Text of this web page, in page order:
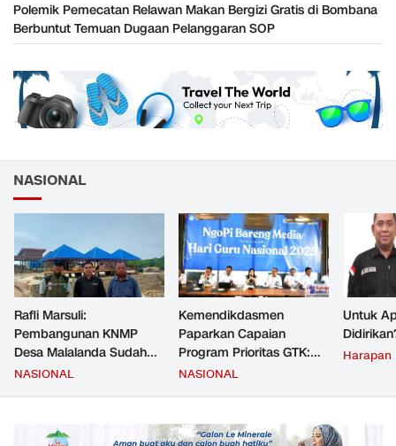
Polemik Pemecatan Relawan Makan Bergizi Gratis di Bombana
Berbuntut Temuan Dugaan Pelanggaran SOP
NASIONAL
Rafli Marsuli:
Pembangunan KNMP
Desa Malalanda Sudah
Mencapai 69 Persen dan
JMD dan JMF
NASIONAL
Kemendikdasmen
Paparkan Capaian
Program Prioritas GTK:
Kompetensi Meningkat,
NASIONAL
Untuk
Harapan